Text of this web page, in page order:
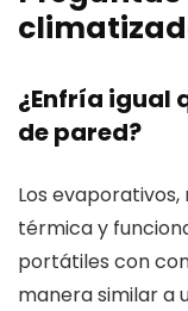
¿Enfría igual
de pared?
Los evaporativos,
térmica y
portátiles con
manera similar a